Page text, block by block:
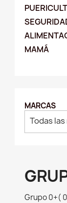
MAMÁ
MARCAS
Todas
Grupo 0+(